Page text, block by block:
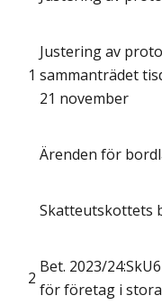
1
Justering av
sammanträdet
21 november
Ärenden för
Skatteutskottets
2
Bet. 2023/
för företag i